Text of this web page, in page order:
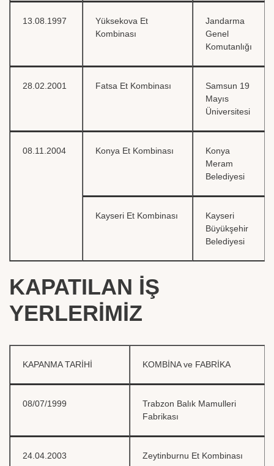
13.08.1997
Yüksekova Et
Kombinası
Jandarma
Genel
Komutanlığı
28.02.2001 Fatsa Et Kombinası
Samsun 19
Mayıs
Üniversitesi
08.11.2004 Konya Et Kombinası
Konya
Meram
Belediyesi
Kayseri Et Kombinası
Kayseri
Büyükşehir
Belediyesi
KAPATILAN İŞ
YERLERİMİZ
KAPANMA TARİHİ KOMBİNA ve FABRİKA
08/07/1999
Trabzon Balık Mamulleri
Fabrikası
24.04.2003 Zeytinburnu Et Kombinası